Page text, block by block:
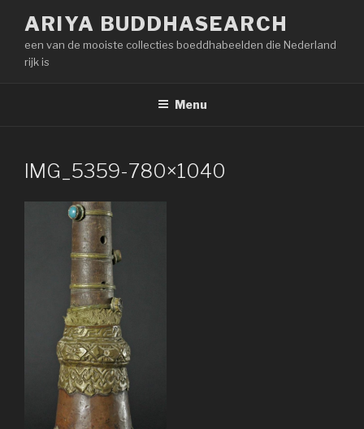
inhoud
springen
ARIYA BUDDHASEARCH
een van de mooiste collecties boeddhabeelden die Nederland
rijk is
Menu
IMG_5359-780×1040